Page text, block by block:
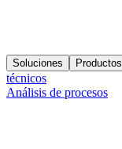
Soluciones Productos
técnicos
Análisis de procesos